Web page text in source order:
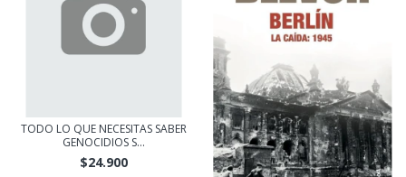
TODO LO QUE NECESITAS SABER
GENOCIDIOS S...
$24.900